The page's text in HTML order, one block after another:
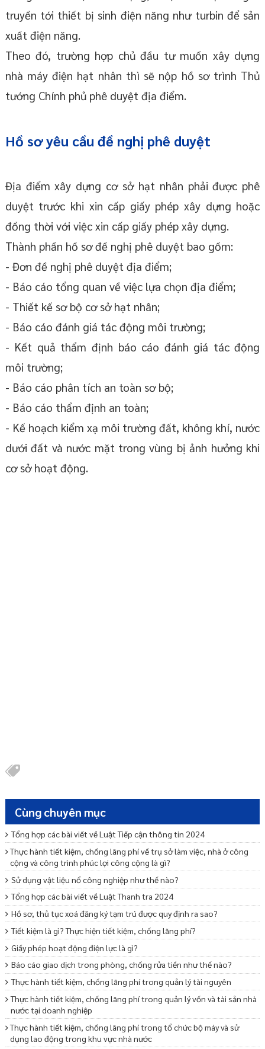
truyền tới thiết bị sinh điện năng như turbin để sản
xuất điện năng.
Theo đó, trường hợp chủ đầu tư muốn xây dựng
nhà máy điện hạt nhân thì sẽ nộp hồ sơ trình Thủ
tướng Chính phủ phê duyệt địa điểm.
Hồ sơ yêu cầu đề nghị phê duyệt
Địa điểm xây dựng cơ sở hạt nhân phải được phê
duyệt trước khi xin cấp giấy phép xây dựng hoặc
đồng thời với việc xin cấp giấy phép xây dựng.
Thành phần hồ sơ đề nghị phê duyệt bao gồm:
- Đơn đề nghị phê duyệt địa điểm;
- Báo cáo tổng quan về việc lựa chọn địa điểm;
- Thiết kế sơ bộ cơ sở hạt nhân;
- Báo cáo đánh giá tác động môi trường;
- Kết quả thẩm định báo cáo đánh giá tác động
môi trường;
- Báo cáo phân tích an toàn sơ bộ;
- Báo cáo thẩm định an toàn;
- Kế hoạch kiểm xạ môi trường đất, không khí, nước
dưới đất và nước mặt trong vùng bị ảnh hưởng khi
cơ sở hoạt động.
Cùng chuyên mục
Tổng hợp các bài viết về Luật Tiếp cận thông tin 2024
Thực hành tiết kiệm, chống lãng phí về trụ sở làm việc, nhà ở công
cộng và công trình phúc lợi công cộng là gì?
Sử dụng vật liệu nổ công nghiệp như thế nào?
Tổng hợp các bài viết về Luật Thanh tra 2024
Hồ sơ, thủ tục xoá đăng ký tạm trú được quy định ra sao?
Tiết kiệm là gì? Thực hiện tiết kiệm, chống lãng phí?
Giấy phép hoạt động điện lực là gì?
Báo cáo giao dịch trong phòng, chống rửa tiền như thế nào?
Thực hành tiết kiệm, chống lãng phí trong quản lý tài nguyên
Thực hành tiết kiệm, chống lãng phí trong quản lý vốn và tài sản nhà
nước tại doanh nghiệp
Thực hành tiết kiệm, chống lãng phí trong tổ chức bộ máy và sử
dụng lao động trong khu vực nhà nước